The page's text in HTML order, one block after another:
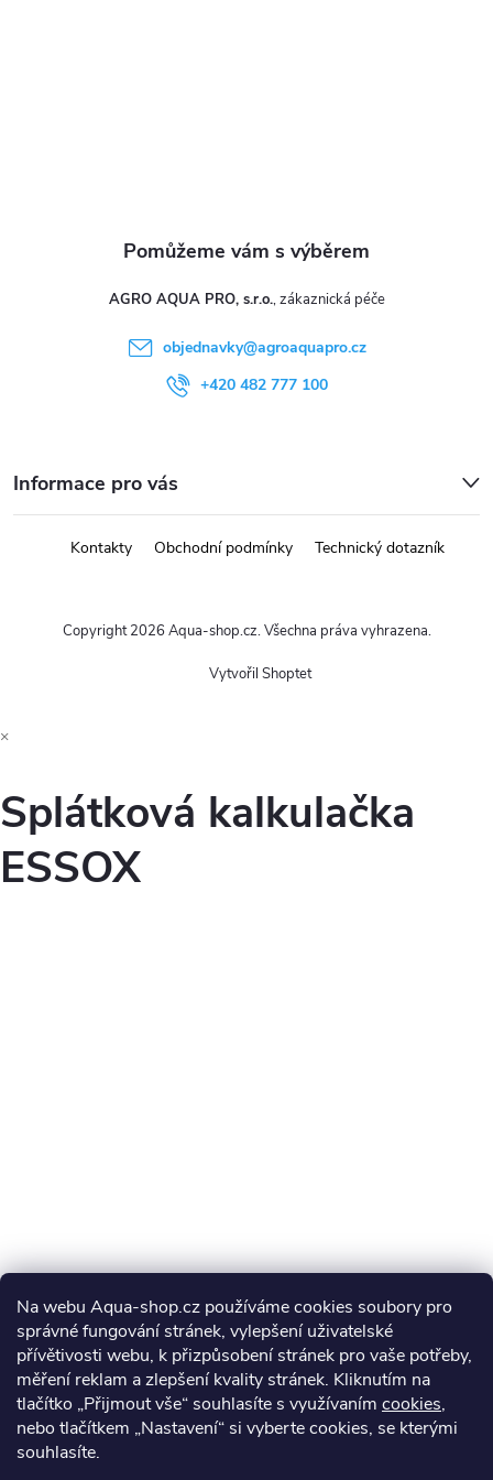
Na webu Aqua-shop.cz používáme cookies soubory pro
správné fungování stránek, vylepšení uživatelské
přívětivosti webu, k přizpůsobení stránek pro vaše potřeby,
měření reklam a zlepšení kvality stránek. Kliknutím na
tlačítko „Přijmout vše“ souhlasíte s využívaním cookies,
nebo tlačítkem „Nastavení“ si vyberte cookies, se kterými
souhlasíte.
AGRO AQUA PRO, s.r.o.
objednavky@agroaquapro.cz
+420 482 777 100
Informace pro vás
Kontakty Obchodní podmínky Technický dotazník
Vytvořil Shoptet
Copyright 2026 Aqua-shop.cz. Všechna práva vyhrazena.
×
Splátková kalkulačka
ESSOX